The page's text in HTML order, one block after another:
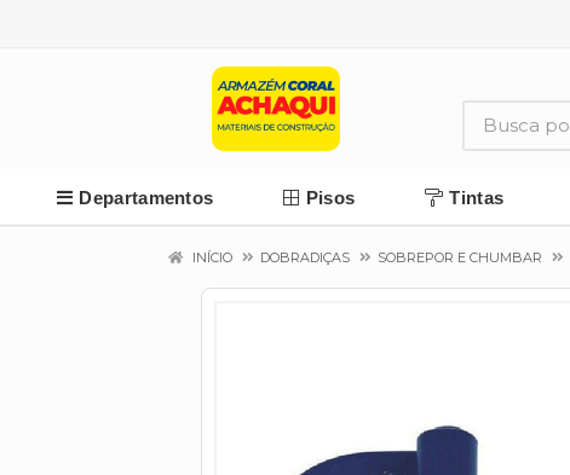
Departamentos Pisos Tintas
INÍCIO DOBRADIÇAS SOBREPOR E CHUMBAR